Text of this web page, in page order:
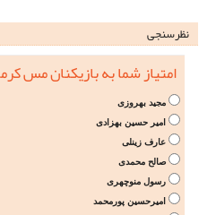
نظرسنجی
امتیاز شما به بازیکنان مس
مجید بهروزی
امیر حسین بهزادی
عارف زینلی
صالح محمدی
رسول منوچهری
امیرحسین پورمحمد